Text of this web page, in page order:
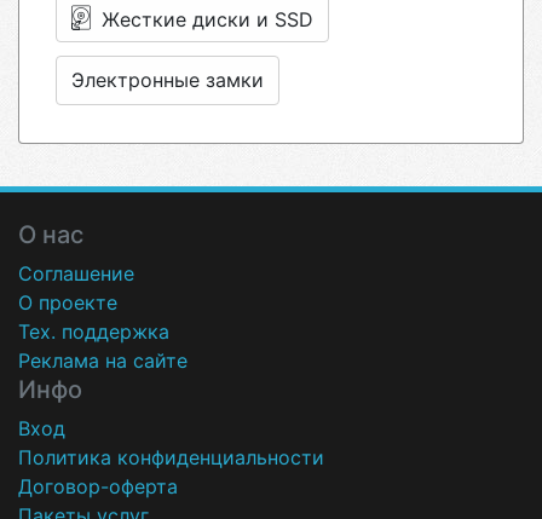
Жесткие диски и SSD
Электронные замки
О нас
Соглашение
О проекте
Тех. поддержка
Реклама на сайте
Инфо
Вход
Политика конфиденциальности
Договор-оферта